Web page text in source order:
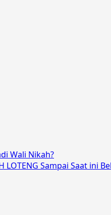
Wali Nikah?
Sampai Saat ini